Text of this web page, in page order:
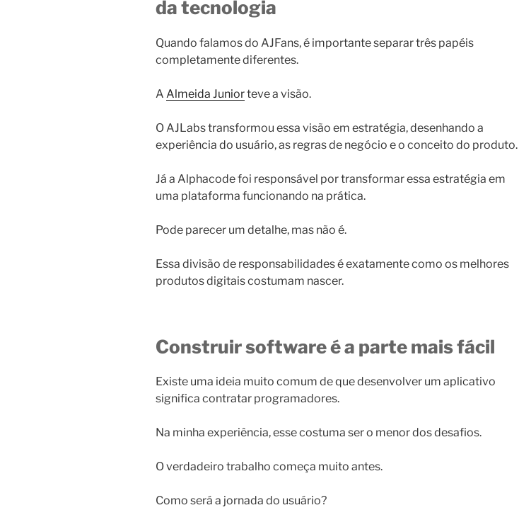
da tecnologia
Quando falamos do AJFans, é importante separar três papéis
completamente diferentes.
A Almeida Juniorteve a visão.
O AJLabs transformou essa visão em estratégia, desenhando a
experiência do usuário, as regras de negócio e o conceito do produto.
Já a Alphacode foi responsável por transformar essa estratégia em
uma plataforma funcionando na prática.
Pode parecer um detalhe, mas não é.
Essa divisão de responsabilidades é exatamente como os melhores
produtos digitais costumam nascer.
Construir software é a parte mais fácil
Existe uma ideia muito comum de que desenvolver um aplicativo
significa contratar programadores.
Na minha experiência, esse costuma ser o menor dos desafios.
O verdadeiro trabalho começa muito antes.
Como será a jornada do usuário?